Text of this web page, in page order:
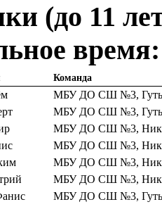
(до 11
Команда
МБУ ДО СШ №3,
МБУ ДО СШ №3,
МБУ ДО СШ №3,
МБУ ДО СШ №3,
МБУ ДО СШ №3,
МБУ ДО СШ №3,
МБУ ДО СШ №3,